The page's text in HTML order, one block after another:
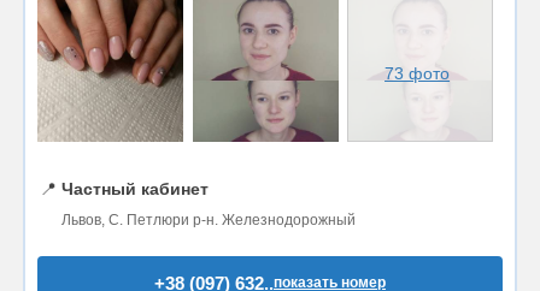
73 фото
📍 Частный кабинет
Львов, С. Петлюри р-н. Железнодорожный
+38 (097) 632..показать номер